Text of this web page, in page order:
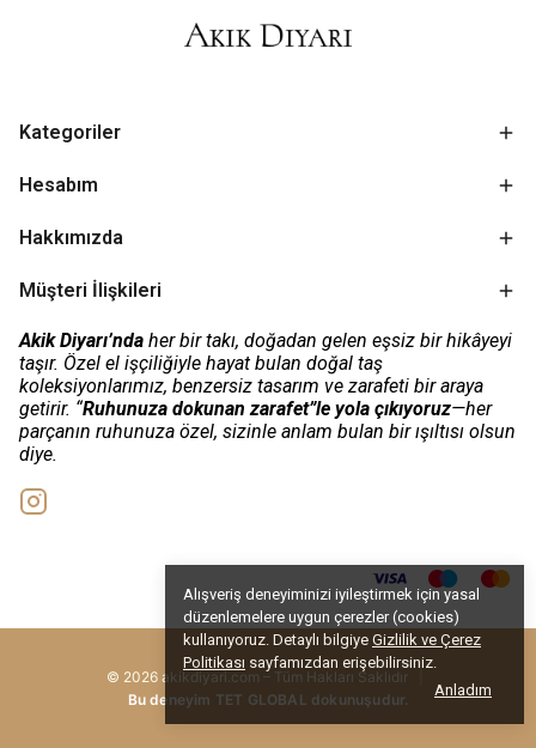
Alışveriş deneyiminizi iyileştirmek için yasal
düzenlemelere uygun çerezler (cookies)
kullanıyoruz. Detaylı bilgiye Gizlilik ve Çerez
Politikası sayfamızdan erişebilirsiniz.
Anladım
Kategoriler
Hesabım
Hakkımızda
Müşteri İlişkileri
Akik Diyarı’nda her bir takı, doğadan gelen eşsiz bir hikâyeyi
taşır. Özel el işçiliğiyle hayat bulan doğal taş
koleksiyonlarımız, benzersiz tasarım ve zarafeti bir araya
getirir. “Ruhunuza dokunan zarafet”le yola çıkıyoruz—her
parçanın ruhunuza özel, sizinle anlam bulan bir ışıltısı olsun
diye.
© 2026 akikdiyari.com – Tüm Hakları Saklıdır
Bu deneyim TET GLOBAL dokunuşudur.